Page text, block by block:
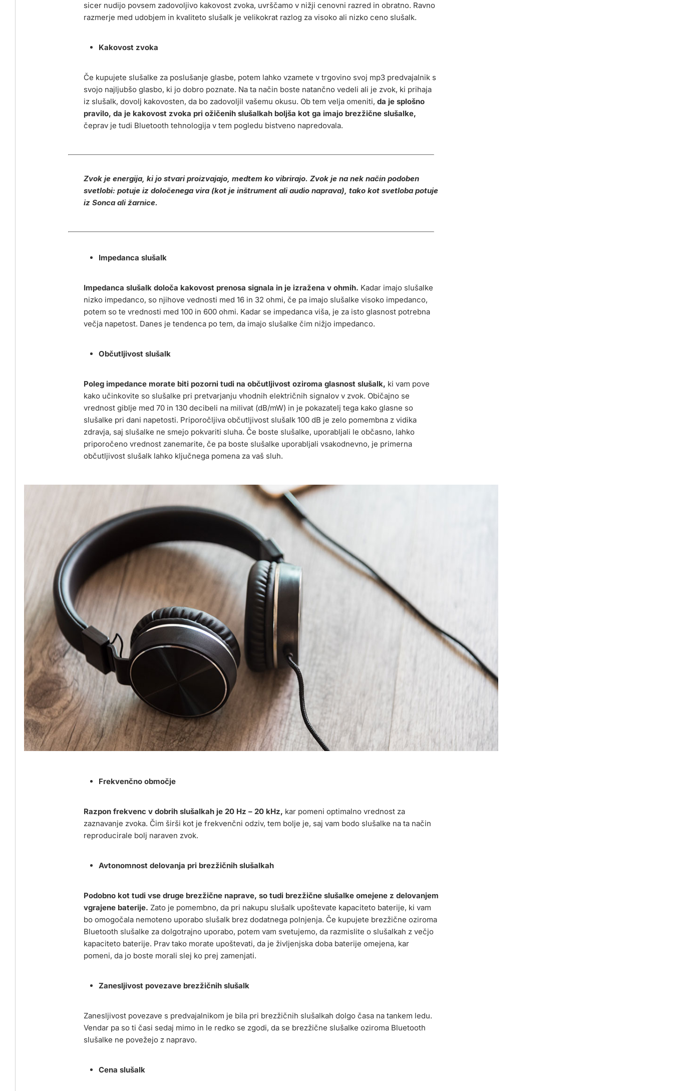
sicer nudijo povsem zadovoljivo kakovost zvoka, uvrščamo v nižji cenovni razred in obratno. Ravno
razmerje med udobjem in kvaliteto slušalk je velikokrat razlog za visoko ali nizko ceno slušalk.
Kakovost zvoka
Če kupujete slušalke za poslušanje glasbe, potem lahko vzamete v trgovino svoj mp3 predvajalnik s
svojo najljubšo glasbo, ki jo dobro poznate. Na ta način boste natančno vedeli ali je zvok, ki prihaja
iz slušalk, dovolj kakovosten, da bo zadovoljil vašemu okusu. Ob tem velja omeniti, da je splošno
pravilo, da je kakovost zvoka pri ožičenih slušalkah boljša kot ga imajo brezžične slušalke,
čeprav je tudi Bluetooth tehnologija v tem pogledu bistveno napredovala.
Zvok je energija, ki jo stvari proizvajajo, medtem ko vibrirajo. Zvok je na nek način podoben
svetlobi: potuje iz določenega vira (kot je inštrument ali audio naprava), tako kot svetloba potuje
iz Sonca ali žarnice.
Impedanca slušalk
Impedanca slušalk določa kakovost prenosa signala in je izražena v ohmih. Kadar imajo slušalke
nizko impedanco, so njihove vednosti med 16 in 32 ohmi, če pa imajo slušalke visoko impedanco,
potem so te vrednosti med 100 in 600 ohmi. Kadar se impedanca viša, je za isto glasnost potrebna
večja napetost. Danes je tendenca po tem, da imajo slušalke čim nižjo impedanco.
Občutljivost slušalk
Poleg impedance morate biti pozorni tudi na občutljivost oziroma glasnost slušalk, ki vam pove
kako učinkovite so slušalke pri pretvarjanju vhodnih električnih signalov v zvok. Običajno se
vrednost giblje med 70 in 130 decibeli na milivat (dB/mW) in je pokazatelj tega kako glasne so
slušalke pri dani napetosti. Priporočljiva občutljivost slušalk 100 dB je zelo pomembna z vidika
zdravja, saj slušalke ne smejo pokvariti sluha. Če boste slušalke, uporabljali le občasno, lahko
priporočeno vrednost zanemarite, če pa boste slušalke uporabljali vsakodnevno, je primerna
občutljivost slušalk lahko ključnega pomena za vaš sluh.
Frekvenčno območje
Razpon frekvenc v dobrih slušalkah je 20 Hz – 20 kHz, kar pomeni optimalno vrednost za
zaznavanje zvoka. Čim širši kot je frekvenčni odziv, tem bolje je, saj vam bodo slušalke na ta način
reproducirale bolj naraven zvok.
Avtonomnost delovanja pri brezžičnih slušalkah
Podobno kot tudi vse druge brezžične naprave, so tudi brezžične slušalke omejene z delovanjem
vgrajene baterije. Zato je pomembno, da pri nakupu slušalk upoštevate kapaciteto baterije, ki vam
bo omogočala nemoteno uporabo slušalk brez dodatnega polnjenja. Če kupujete brezžične oziroma
Bluetooth slušalke za dolgotrajno uporabo, potem vam svetujemo, da razmislite o slušalkah z večjo
kapaciteto baterije. Prav tako morate upoštevati, da je življenjska doba baterije omejena, kar
pomeni, da jo boste morali slej ko prej zamenjati.
Zanesljivost povezave brezžičnih slušalk
Zanesljivost povezave s predvajalnikom je bila pri brezžičnih slušalkah dolgo časa na tankem ledu.
Vendar pa so ti časi sedaj mimo in le redko se zgodi, da se brezžične slušalke oziroma Bluetooth
slušalke ne povežejo z napravo.
Cena slušalk